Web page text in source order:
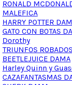
RONALD
MALEFICA
HARRY POTTER
GATO CON BOTAS
Dorothy
TRIUNFOS ROBADOS
BEETLEJUICE DAMA
Harley Quinn y
CAZAFANTASMAS